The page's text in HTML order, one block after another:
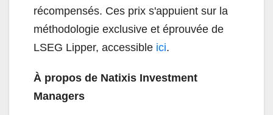
récompensés. Ces prix s'appuient sur la
méthodologie exclusive et éprouvée de
LSEG Lipper, accessible ici.
À propos de Natixis Investment
Managers